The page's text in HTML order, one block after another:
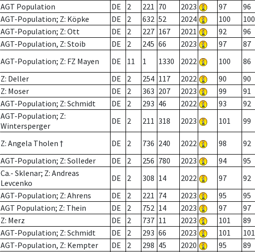
AGT Population DE 2 221 70 2023 97 96
AGT-Population; Z: Köpke DE 2 632 52 2024 100 100
AGT-Population; Z: Ott DE 2 227 167 2021 92 96
AGT-Population, Z: Stoib DE 2 245 66 2023 97 87
AGT-Population; Z: FZ Mayen DE 11 1 1330 2022 100 86
Z: Deller DE 2 254 117 2022 90 90
Z: Moser DE 2 363 207 2023 99 91
AGT-Population; Z: Schmidt DE 2 293 46 2022 93 92
AGT-Population; Z:
Wintersperger
DE 2 211 318 2023 101 99
Z: Angela Tholen † DE 2 736 240 2022 98 92
AGT-Population; Z: Solleder DE 2 256 780 2023 94 95
Ca.- Sklenar; Z: Andreas
Levcenko
DE 2 308 14 2022 97 92
AGT-Population; Z: Ahrens DE 2 221 74 2023 95 95
AGT Population; Z: Thein DE 2 752 14 2023 97 97
Z: Merz DE 2 737 11 2023 101 89
AGT-Population; Z: Schmidt DE 2 293 66 2023 101 101
AGT-Population, Z: Kempter DE 2 298 45 2020 95 89